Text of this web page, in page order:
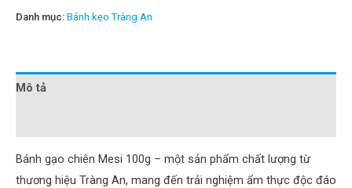
Danh mục: Bánh kẹo Tràng An
Mô tả
Bánh gạo chiên Mesi 100g – một sản phẩm chất lượng từ
thương hiệu Tràng An, mang đến trải nghiệm ẩm thực độc đáo